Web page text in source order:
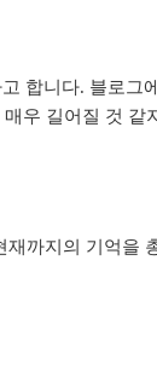
합니다. 블로그
매우 길어질 것 같
까지의 기억을